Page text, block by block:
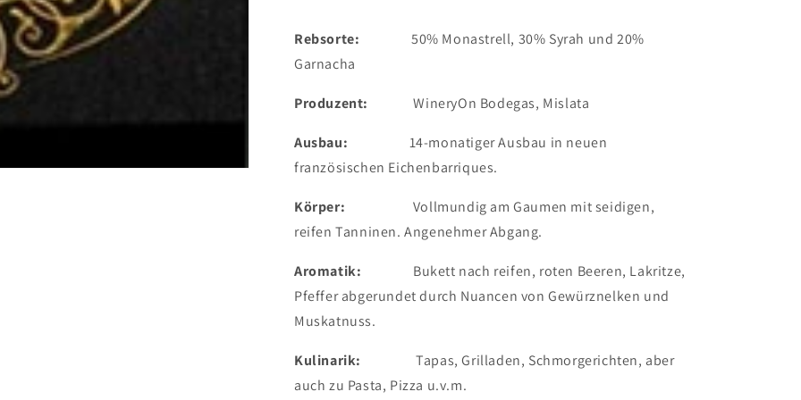
Rebsorte:
50% Monastrell, 30% Syrah und 20%
Garnacha
Produzent: WineryOn Bodegas, Mislata
Ausbau:
14-monatiger Ausbau in neuen
französischen Eichenbarriques.
Körper:
Vollmundig am Gaumen mit seidigen,
reifen Tanninen. Angenehmer Abgang.
Aromatik:
Bukett nach reifen, roten Beeren, Lakritze,
Pfeffer abgerundet durch Nuancen von Gewürznelken und
Muskatnuss.
Kulinarik:
Tapas, Grilladen, Schmorgerichten, aber
auch zu Pasta, Pizza u.v.m.